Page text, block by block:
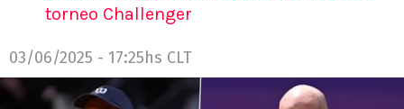
torneo Challenger
03/06/2025 - 17:25hs CLT